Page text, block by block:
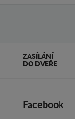
ZASÍLÁNÍ
DO DVEŘE
Facebook